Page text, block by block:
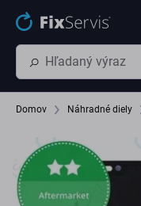
Preskočiť na hlavný obsah
Domov Náhradné diely